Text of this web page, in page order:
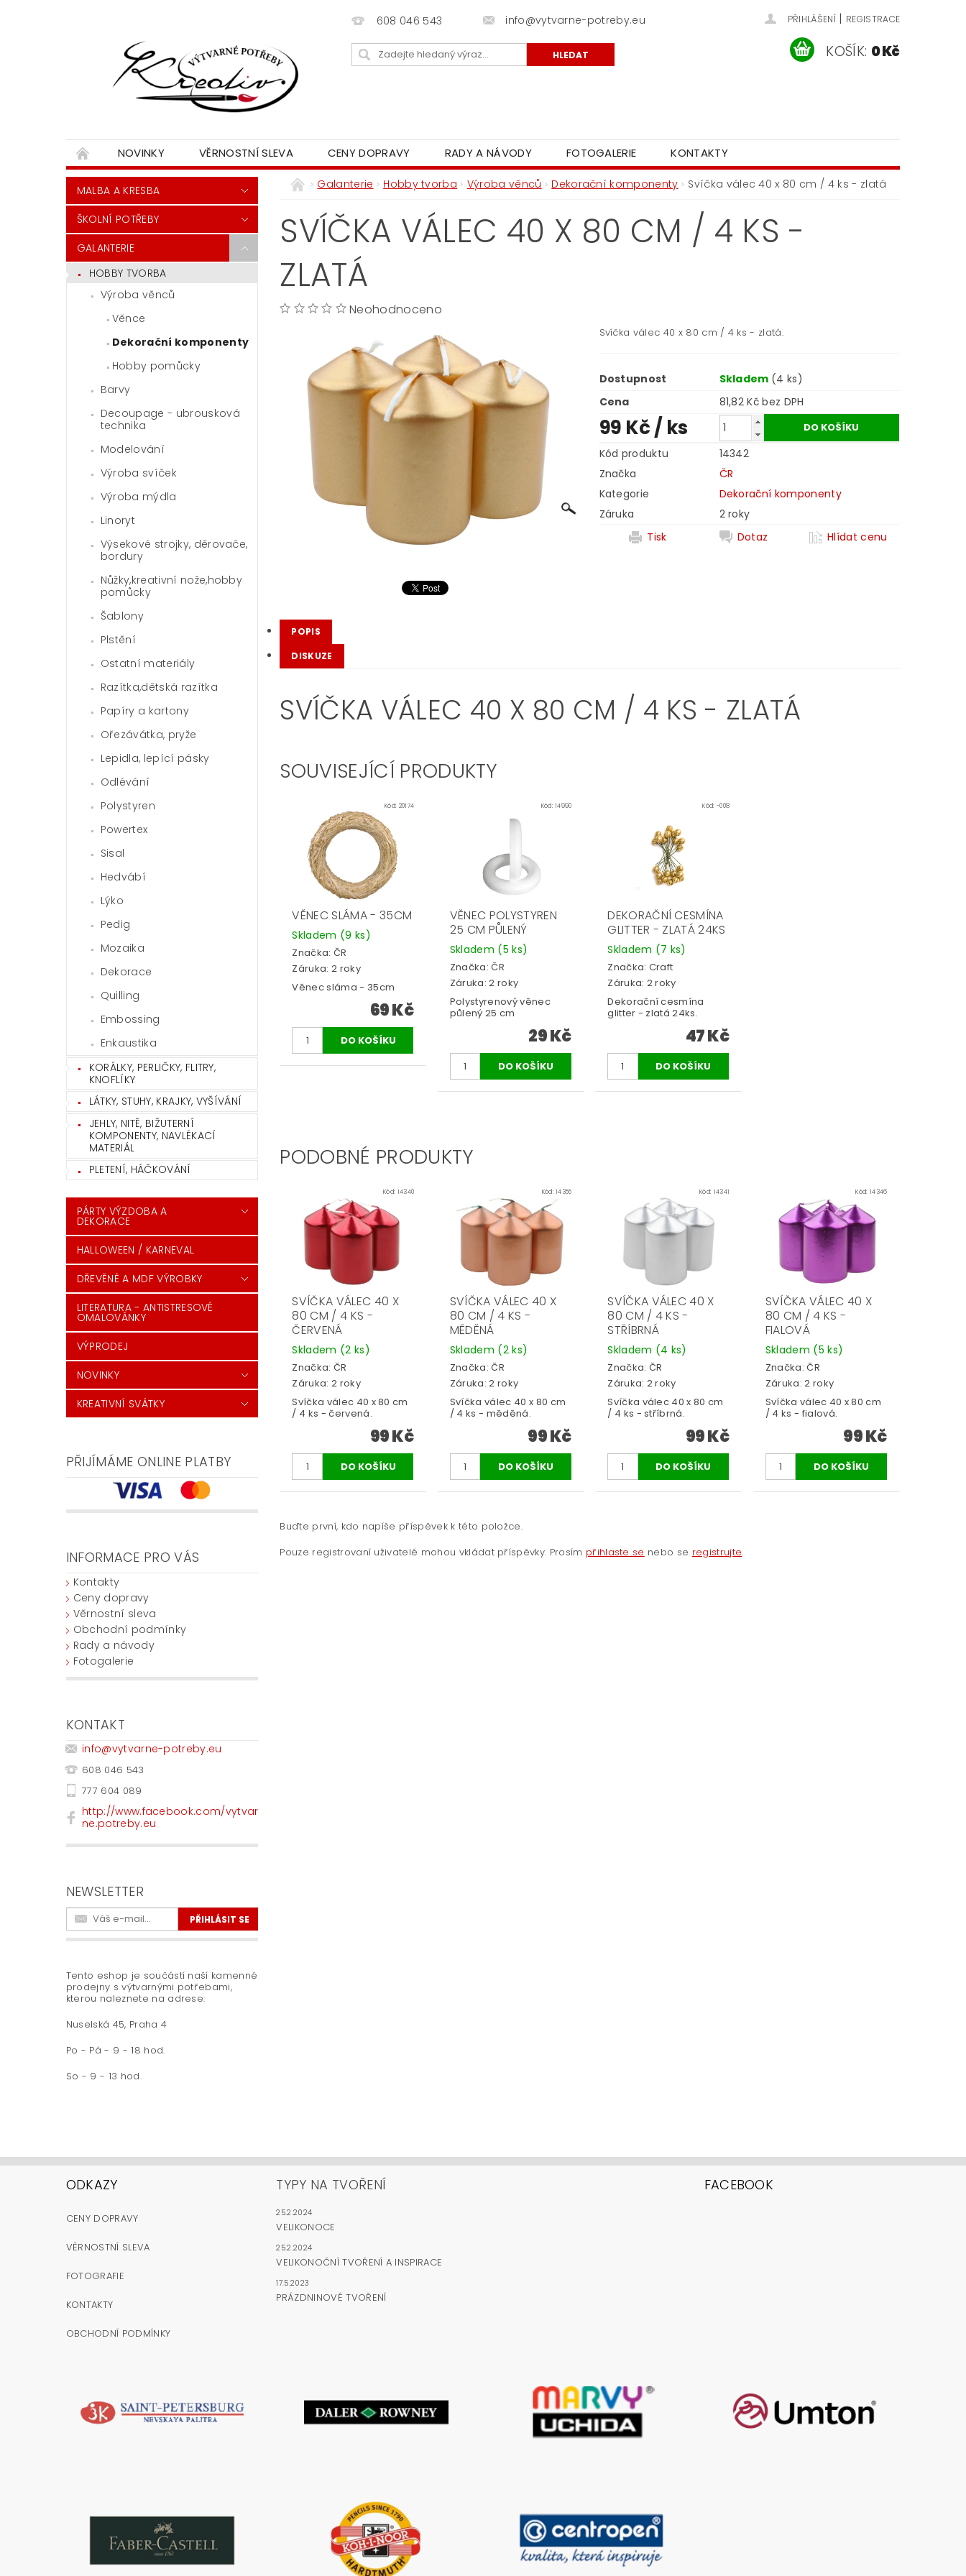
608 046 543 info@vytvarne-potreby.eu PŘIHLÁŠENÍ | REGISTRACE
KOŠÍK: 0 Kč
NOVINKY VĚRNOSTNÍ SLEVA CENY DOPRAVY RADY A NÁVODY FOTOGALERIE KONTAKTY
MALBA A KRESBA
ŠKOLNÍ POTŘEBY
GALANTERIE
HOBBY TVORBA
Výroba věnců
Věnce
Dekorační komponenty
Hobby pomůcky
Barvy
Decoupage - ubrousková
technika
Modelování
Výroba svíček
Výroba mýdla
Linoryt
Výsekové strojky, děrovače,
bordury
Nůžky,kreativní nože,hobby
pomůcky
Šablony
Plstění
Ostatní materiály
Razítka,dětská razítka
Papíry a kartony
Ořezávátka, pryže
Lepidla, lepící pásky
Odlévání
Polystyren
Powertex
Sisal
Hedvábí
Lýko
Pedig
Mozaika
Dekorace
Quilling
Embossing
Enkaustika
KORÁLKY, PERLIČKY, FLITRY,
KNOFLÍKY
LÁTKY, STUHY, KRAJKY, VYŠÍVÁNÍ
JEHLY, NITĚ, BIŽUTERNÍ
KOMPONENTY, NAVLÉKACÍ
MATERIÁL
PLETENÍ, HÁČKOVÁNÍ
PÁRTY VÝZDOBA A
DEKORACE
HALLOWEEN / KARNEVAL
DŘEVĚNÉ A MDF VÝROBKY
LITERATURA - ANTISTRESOVÉ
OMALOVÁNKY
VÝPRODEJ
NOVINKY
KREATIVNÍ SVÁTKY
PŘIJÍMÁME ONLINE PLATBY
INFORMACE PRO VÁS
Kontakty
Ceny dopravy
Věrnostní sleva
Obchodní podmínky
Rady a návody
Fotogalerie
KONTAKT
info@vytvarne-potreby.eu
608 046 543
777 604 089
http://www.facebook.com/vytvar
ne.potreby.eu
NEWSLETTER
Tento eshop je součástí naší kamenné
prodejny s výtvarnými potřebami,
kterou naleznete na adrese:
Nuselská 45, Praha 4
Po - Pá - 9 - 18 hod.
So - 9 - 13 hod.
Galanterie Hobby tvorba Výroba věnců Dekorační komponenty Svíčka válec 40 x 80 cm / 4 ks - zlatá
SVÍČKA VÁLEC 40 X 80 CM / 4 KS -
ZLATÁ
Neohodnoceno
Svíčka válec 40 x 80 cm / 4 ks - zlatá.
Dostupnost Skladem (4 ks)
Cena
81,82 Kč bez DPH
99 Kč/ ks
Kód produktu
14342
Značka
ČR
Kategorie
Dekorační komponenty
Záruka
2 roky
Tisk
Dotaz Hlídat cenu
POPIS
DISKUZE
SVÍČKA VÁLEC 40 X 80 CM / 4 KS - ZLATÁ
SOUVISEJÍCÍ PRODUKTY
Kód: 20174
VĚNEC SLÁMA - 35CM
Skladem (9 ks)
Značka: ČR
Záruka: 2 roky
Věnec sláma - 35cm
69 Kč
Kód:14990
VĚNEC POLYSTYREN
25 CM PŮLENÝ
Skladem (5 ks)
Značka:ČR
Záruka: 2 roky
Polystyrenový věnec
půlený 25 cm
29 Kč
Kód: -008
DEKORAČNÍ CESMÍNA
GLITTER - ZLATÁ 24KS
Skladem (7 ks)
Značka: Craft
Záruka: 2 roky
Dekorační cesmína
glitter - zlatá 24ks.
47 Kč
PODOBNÉ PRODUKTY
Kód: 14340
SVÍČKA VÁLEC 40 X
80 CM / 4 KS -
ČERVENÁ
Skladem (2 ks)
Značka: ČR
Záruka: 2 roky
Svíčka válec 40 x 80 cm
/ 4 ks - červená.
99 Kč
Kód:14355
SVÍČKA VÁLEC 40 X
80 CM / 4 KS -
MĚDĚNÁ
Skladem (2 ks)
Značka:ČR
Záruka: 2 roky
Svíčka válec 40 x 80 cm
/ 4 ks - měděná.
99 Kč
Kód: 14341
SVÍČKA VÁLEC 40 X
80 CM / 4 KS -
STŘÍBRNÁ
Skladem (4 ks)
Značka: ČR
Záruka: 2 roky
Svíčka válec 40 x 80 cm
/ 4 ks - stříbrná.
99 Kč
Kód:14346
SVÍČKA VÁLEC 40 X
80 CM / 4 KS -
FIALOVÁ
Skladem (5 ks)
Značka:ČR
Záruka: 2 roky
Svíčka válec 40 x 80 cm
/ 4 ks - fialová.
99 Kč
Buďte první, kdo napíše příspěvek k této položce.
Pouze registrovaní uživatelé mohou vkládat příspěvky. Prosím přihlaste se nebo se registrujte.
ODKAZY
CENY DOPRAVY
VĚRNOSTNÍ SLEVA
FOTOGRAFIE
KONTAKTY
OBCHODNÍ PODMÍNKY
TYPY NA TVOŘENÍ
25.2.2024
VELIKONOCE
25.2.2024
VELIKONOČNÍ TVOŘENÍ A INSPIRACE
17.5.2023
PRÁZDNINOVÉ TVOŘENÍ
FACEBOOK